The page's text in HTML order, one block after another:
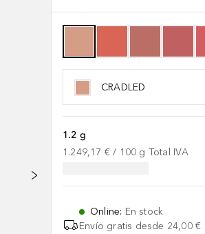
CRADLED
1.2 g
1.249,17 € / 100 g Total IVA
Online: En stock
Envío gratis desde 24,00 €